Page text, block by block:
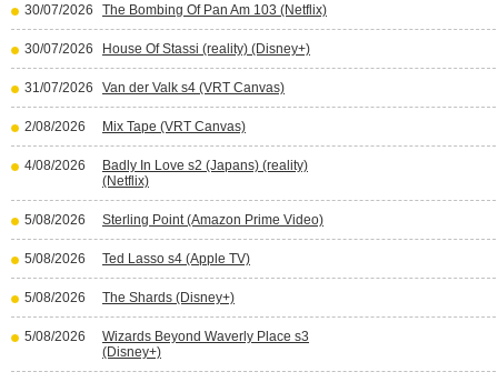
30/07/2026 The Bombing Of Pan Am 103 (Netflix)
30/07/2026 House Of Stassi (reality) (Disney+)
31/07/2026 Van der Valk s4 (VRT Canvas)
2/08/2026 Mix Tape (VRT Canvas)
4/08/2026
Badly In Love s2 (Japans) (reality)
(Netflix)
5/08/2026 Sterling Point (Amazon Prime Video)
5/08/2026 Ted Lasso s4 (Apple TV)
5/08/2026 The Shards (Disney+)
5/08/2026
Wizards Beyond Waverly Place s3
(Disney+)